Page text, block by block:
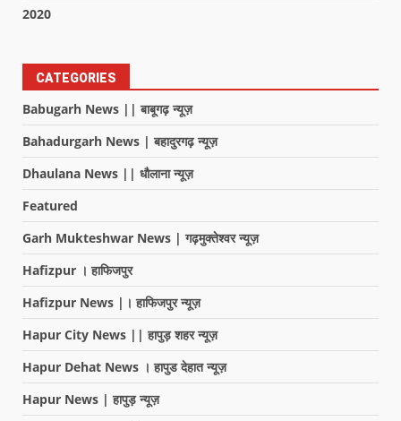
2020
CATEGORIES
Babugarh News || बाबूगढ़ न्यूज़
Bahadurgarh News | बहादुरगढ़ न्यूज़
Dhaulana News || धौलाना न्यूज़
Featured
Garh Mukteshwar News | गढ़मुक्तेश्वर न्यूज़
Hafizpur । हाफिजपुर
Hafizpur News |। हाफिजपुर न्यूज़
Hapur City News || हापुड़ शहर न्यूज़
Hapur Dehat News । हापुड देहात न्यूज़
Hapur News | हापुड़ न्यूज़